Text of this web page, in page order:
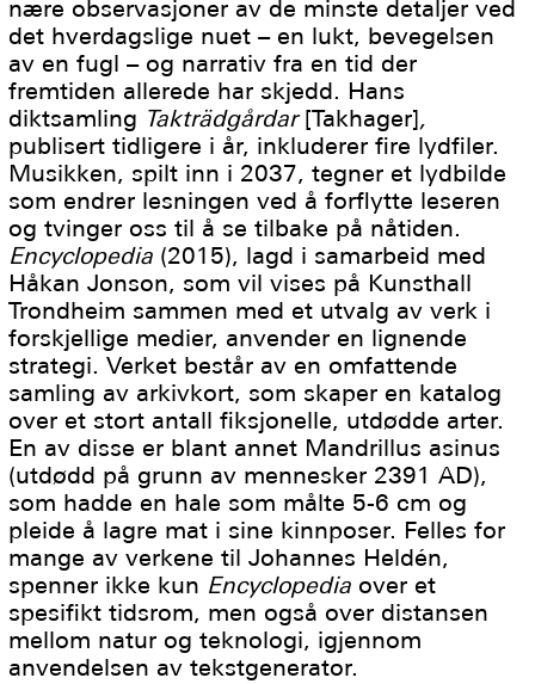
nære observasjoner av de minste detaljer ved
det hverdagslige nuet – en lukt, bevegelsen
av en fugl – og narrativ fra en tid der
fremtiden allerede har skjedd. Hans
diktsamling Takträdgårdar[Takhager],
publisert tidligere i år, inkluderer fire lydfiler.
Musikken, spilt inn i 2037, tegner et lydbilde
som endrer lesningen ved å forflytte leseren
og tvinger oss til å se tilbake på nåtiden.
Encyclopedia (2015), lagd i samarbeid med
Håkan Jonson, som vil vises på Kunsthall
Trondheim sammen med et utvalg av verk i
forskjellige medier, anvender en lignende
strategi. Verket består av en omfattende
samling av arkivkort, som skaper en katalog
over et stort antall fiksjonelle, utdødde arter.
En av disse er blant annet Mandrillus asinus
(utdødd på grunn av mennesker 2391 AD),
som hadde en hale som målte 5-6 cm og
pleide å lagre mat i sine kinnposer. Felles for
mange av verkene til Johannes Heldén,
spenner ikke kun Encyclopedia over et
spesifikt tidsrom, men også over distansen
mellom natur og teknologi, igjennom
anvendelsen av tekstgenerator.